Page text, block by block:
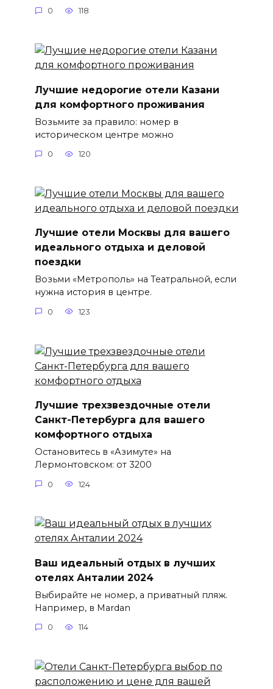
0 118
Лучшие недорогие отели Казани
для комфортного проживания
Возьмите за правило: номер в
историческом центре можно
0 120
Лучшие отели Москвы для вашего
идеального отдыха и деловой
поездки
Возьми «Метрополь» на Театральной, если
нужна история в центре.
0 123
Лучшие трехзвездочные отели
Санкт-Петербурга для вашего
комфортного отдыха
Остановитесь в «Азимуте» на
Лермонтовском: от 3200
0 124
Ваш идеальный отдых в лучших
отелях Анталии 2024
Выбирайте не номер, а приватный пляж.
Например, в Mardan
0 114